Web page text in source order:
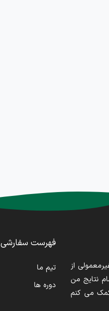
از
نتایج من
می کنم
فهرست سفارشی
تیم ما
دوره ها